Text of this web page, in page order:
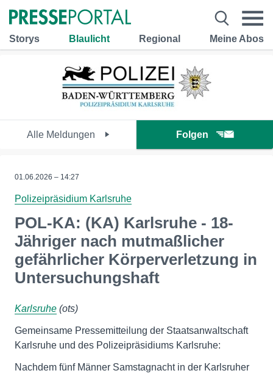
Storys Blaulicht Regional Meine Abos
Alle Meldungen Folgen
01.06.2026 – 14:27
Polizeipräsidium Karlsruhe
POL-KA: (KA) Karlsruhe - 18-
Jähriger nach mutmaßlicher
gefährlicher Körperverletzung in
Untersuchungshaft
Karlsruhe (ots)
Gemeinsame Pressemitteilung der Staatsanwaltschaft
Karlsruhe und des Polizeipräsidiums Karlsruhe:
Nachdem fünf Männer Samstagnacht in der Karlsruher